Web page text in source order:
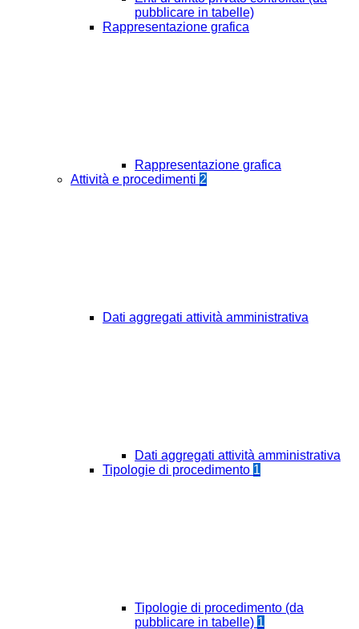
pubblicare in tabelle)
Rappresentazione grafica
Rappresentazione grafica
Attività e procedimenti 2
Dati aggregati attività amministrativa
Dati aggregati attività amministrativa
Tipologie di procedimento 1
Tipologie di procedimento (da
pubblicare in tabelle) 1